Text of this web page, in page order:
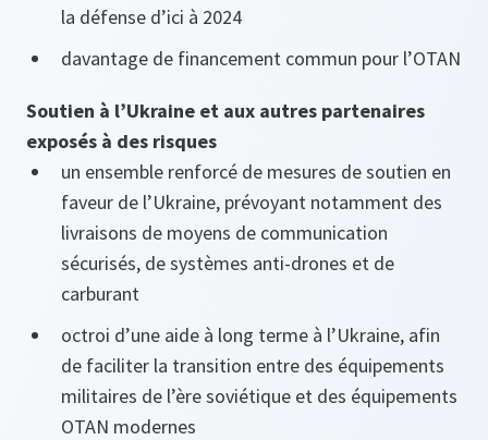
la défense d’ici à 2024
davantage de financement commun pour l’OTAN
Soutien à l’Ukraine et aux autres partenaires
exposés à des risques
un ensemble renforcé de mesures de soutien en
faveur de l’Ukraine, prévoyant notamment des
livraisons de moyens de communication
sécurisés, de systèmes anti-drones et de
carburant
octroi d’une aide à long terme à l’Ukraine, afin
de faciliter la transition entre des équipements
militaires de l’ère soviétique et des équipements
OTAN modernes